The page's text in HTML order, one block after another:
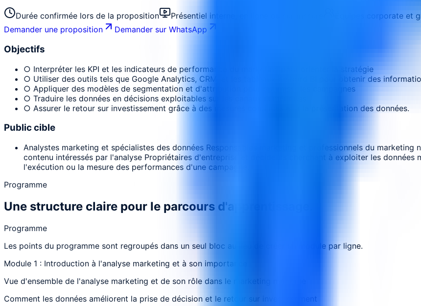
Durée confirmée lors de la proposition Présentiel interne, en ligne ou sur mesure
Équipes corporate et
Demander une proposition
Demander sur WhatsApp
Objectifs
○ Interpréter les KPI et les indicateurs de performance du marketing pour orienter la stratégie
○ Utiliser des outils tels que Google Analytics, CRM, et les tableaux de bord BI pour obtenir des
○ Appliquer des modèles de segmentation et d'attribution pour optimiser les campagnes
○ Traduire les données en décisions exploitables sur les canaux numériques
○ Assurer le retour sur investissement grâce à des mesures continues et à la présentation des données.
Public cible
Analystes marketing et spécialistes des données Responsables marketing et professionnels du
contenu intéressés par l'analyse Propriétaires d'entreprise et décideurs cherchant à exploiter les
l'exécution ou la mesure des performances d'une campagne.
Programme
Une structure claire pour le parcours d'apprentissage.
Programme
Les points du programme sont regroupés dans un seul bloc au lieu de créer un module par ligne.
Module 1 : Introduction à l'analyse marketing et à son importance
Vue d'ensemble de l'analyse marketing et de son rôle dans le marketing moderne
Comment les données améliorent la prise de décision et le retour sur investissement